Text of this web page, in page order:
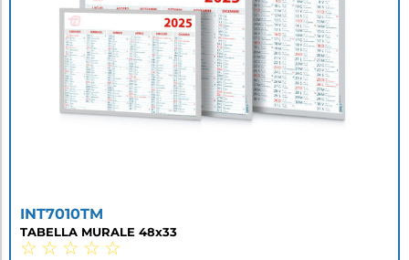
INT7010TM
TABELLA MURALE 48x33
☆ ☆ ☆ ☆ ☆